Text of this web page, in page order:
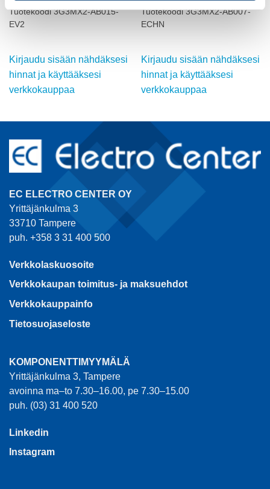
Tuotekoodi 3G3MX2-AB015-
EV2
Kirjaudu sisään nähdäksesi
hinnat ja käyttääksesi
verkkokauppaa
Tuotekoodi 3G3MX2-AB007-
ECHN
Kirjaudu sisään nähdäksesi
hinnat ja käyttääksesi
verkkokauppaa
EC ELECTRO CENTER OY
Yrittäjänkulma 3
33710 Tampere
puh. +358 3 31 400 500
Verkkolaskuosoite
Verkkokaupan toimitus- ja maksuehdot
Verkkokauppainfo
Tietosuojaseloste
KOMPONENTTIMYYMÄLÄ
Yrittäjänkulma 3, Tampere
avoinna ma–to 7.30–16.00, pe 7.30–15.00
puh. (03) 31 400 520
Linkedin
Instagram